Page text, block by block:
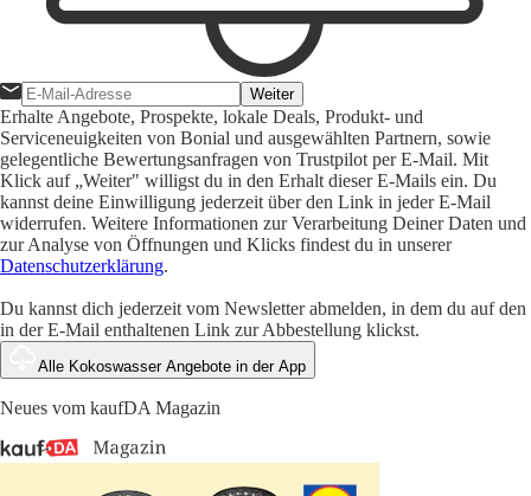
Weiter
Erhalte Angebote, Prospekte, lokale Deals, Produkt- und
Serviceneuigkeiten von Bonial und ausgewählten Partnern, sowie
gelegentliche Bewertungsanfragen von Trustpilot per E-Mail. Mit
Klick auf „Weiter" willigst du in den Erhalt dieser E-Mails ein. Du
kannst deine Einwilligung jederzeit über den Link in jeder E-Mail
widerrufen. Weitere Informationen zur Verarbeitung Deiner Daten und
zur Analyse von Öffnungen und Klicks findest du in unserer
Datenschutzerklärung.
Du kannst dich jederzeit vom Newsletter abmelden, in dem du auf den
in der E-Mail enthaltenen Link zur Abbestellung klickst.
Alle Kokoswasser Angebote in der App
Neues vom kaufDA Magazin